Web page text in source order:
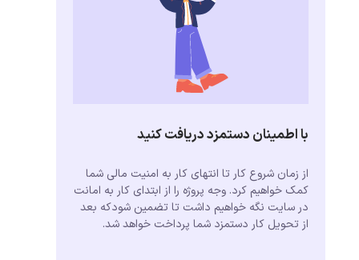
با اطمینان دستمزد دریافت کنید
از زمان شروع کار تا انتهای کار به امنیت مالی شما
کمک خواهیم کرد. وجه پروژه را از ابتدای کار به امانت
در سایت نگه خواهیم داشت تا تضمین شودکه بعد
از تحویل کار دستمزد شما پرداخت خواهد شد.